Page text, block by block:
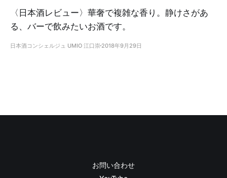
〈日本酒レビュー〉華奢で複雑な香り。静けさがあ
る、バーで飲みたいお酒です。
日本酒コンシェルジュ UMIO 江口崇 2018年9月29日
お問い合わせ